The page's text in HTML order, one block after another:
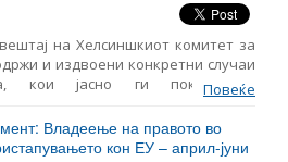
на поголем број текстилни
на Хелсиншкиот комитет за
и издвоени конкретни случаи
кои јасно ги покажуваат
системски проблеми и нивното
на граѓаните во нашата
Повеќе
Владеење на правото во
кон ЕУ – април-јуни